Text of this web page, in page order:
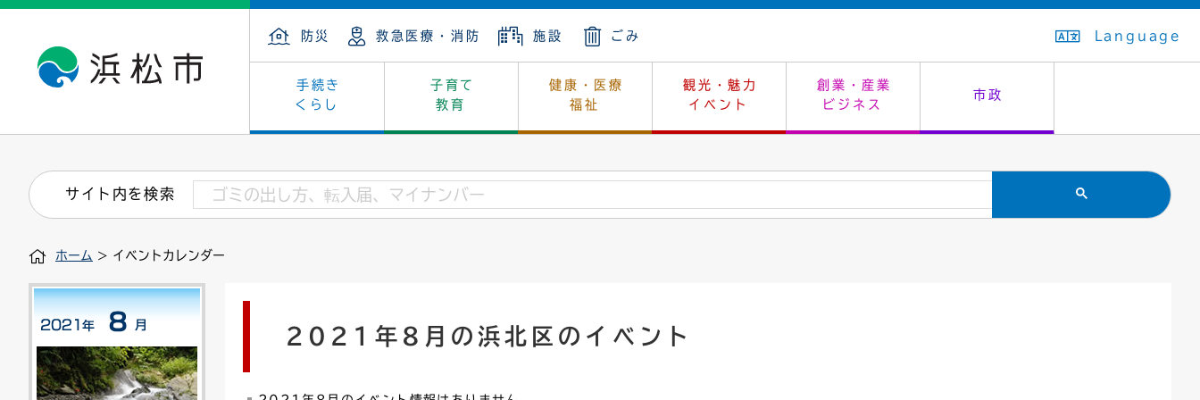
防災 救急医療・消防 施設 ごみ Language
手続き
くらし
子育て
教育
健康・医療
福祉
観光・魅力
イベント
創業・産業
ビジネス
市政
戸籍・住民の手続き 保険・年金 上下水道 生活排水
住まい・建築 墓地・斎場 消費生活 市民安全
税金
道路・交通・河川
印鑑登録証明書 戸籍謄本・抄本 住所変更
道路台帳
子育て・青少年・若者 教育 生涯学習 教育委員会
看護専門学校 学級閉鎖 幼稚園一覧 入学式・卒業式
小学校一覧
健康・医療 福祉 休日当番医 救急・夜間診療
介護保険 保健所 感染症
文化・芸術 文化財 レジャー・スポーツ 施設予約（まつぼっくり）
浜松・浜名湖だいすきネット はじめよう、ハマライフ はたちの集い
産業振興 カーボンニュートラル 土地 指定管理者制度
発注情報(入札・契約) 福祉・介護 環境対策 公共事業の技術監理
募集
市の概要 庁舎案内 市長の部屋 議会
外郭団体 統計 選挙 オープンデータ
職員採用
行政区
会議 情報公開・個人情報 監査
附属機関
サイト内を検索
ホーム > イベントカレンダー
2021年8月の浜北区のイベント